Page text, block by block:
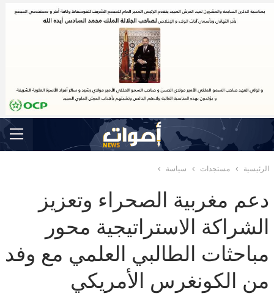
الرئيسية مستجدات سياسة
دعم مغربية الصحراء وتعزيز
الشراكة الاستراتيجية محور
مباحثات الطالبي العلمي مع وفد
من الكونغرس الأمريكي